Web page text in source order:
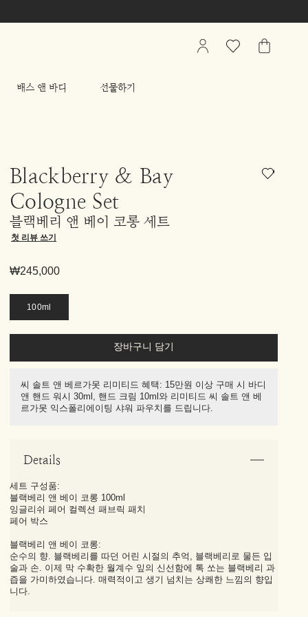
배스 앤 바디 선물하기
My
관
가
Blackberry & Bay
Cologne Set
블랙베리 앤 베이 코롱 세트
첫 리뷰 쓰기
₩245,000
100ml
장바구니 담기
씨 솔트 앤 베르가못 리미티드 혜택: 15만원 이상 구매 시 바디
앤 핸드 워시 30ml, 핸드 크림 10ml와 리미티드 씨 솔트 앤 베
르가못 익스폴리에이팅 샤워 파우치를 드립니다.
Details
세트 구성품:
블랙베리 앤 베이 코롱 100ml
잉글리쉬 페어 컬렉션 패브릭 패치
페어 박스
블랙베리 앤 베이 코롱:
순수의 향. 블랙베리를 따던 어린 시절의 추억, 블랙베리로 물든 입
술과 손. 이제 막 수확한 월계수 잎의 신선함에 톡 쏘는 블랙베리 과
즙을 가미하였습니다. 매력적이고 생기 넘치는 상쾌한 느낌의 향입
니다.